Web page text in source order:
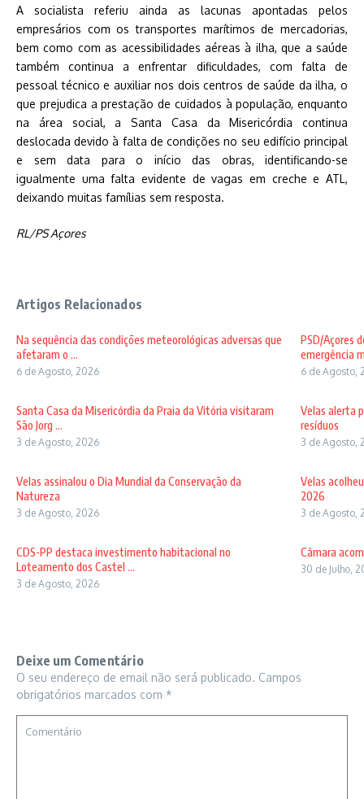
A socialista referiu ainda as lacunas apontadas pelos
empresários com os transportes marítimos de mercadorias,
bem como com as acessibilidades aéreas à ilha, que a saúde
também continua a enfrentar dificuldades, com falta de
pessoal técnico e auxiliar nos dois centros de saúde da ilha, o
que prejudica a prestação de cuidados à população, enquanto
na área social, a Santa Casa da Misericórdia continua
deslocada devido à falta de condições no seu edifício principal
e sem data para o início das obras, identificando-se
igualmente uma falta evidente de vagas em creche e ATL,
deixando muitas famílias sem resposta.
RL/PS Açores
Artigos Relacionados
Na sequência das condições meteorológicas adversas que
afetaram o ...
6 de Agosto, 2026
PSD/Açores
emergência
6 de Agosto,
Santa Casa da Misericórdia da Praia da Vitória visitaram
São Jorg ...
3 de Agosto, 2026
Velas alerta
resíduos
3 de Agosto,
Velas assinalou o Dia Mundial da Conservação da
Natureza
3 de Agosto, 2026
Velas
2026
3 de Agosto,
CDS-PP destaca investimento habitacional no
Loteamento dos Castel ...
3 de Agosto, 2026
Câmara
30 de Julho,
Deixe um Comentário
O seu endereço de email não será publicado. Campos
obrigatórios marcados com *